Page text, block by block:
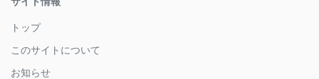
トップ
このサイトについて
お知らせ